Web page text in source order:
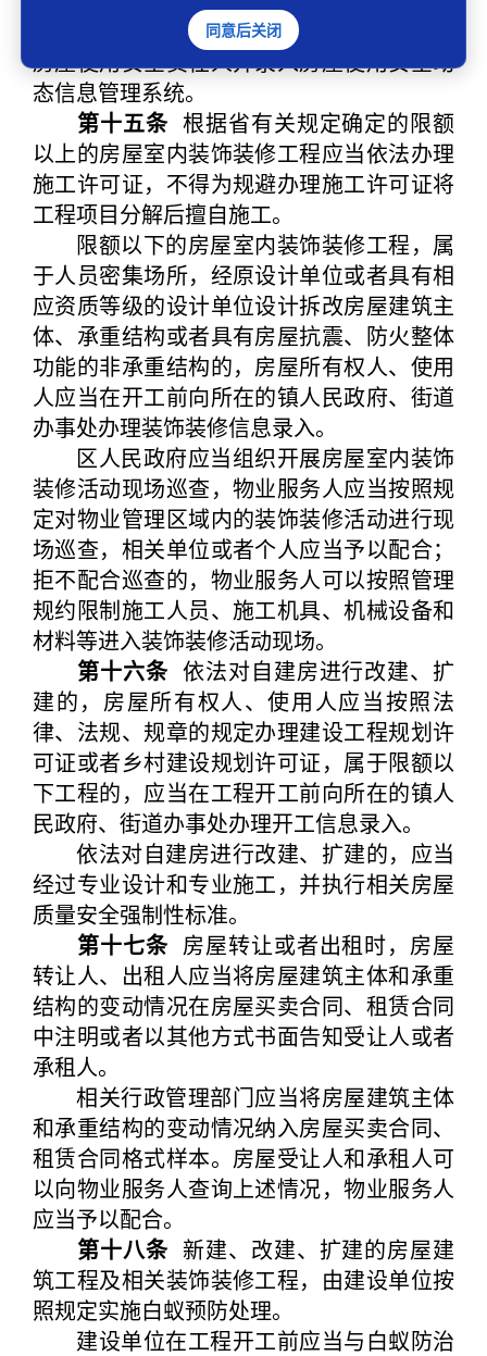
房屋使用安全状况，检查结果应当书面告知
房屋使用安全责任人并录入房屋使用安全动
态信息管理系统。
第十五条根据省有关规定确定的限额
以上的房屋室内装饰装修工程应当依法办理
施工许可证，不得为规避办理施工许可证将
工程项目分解后擅自施工。
限额以下的房屋室内装饰装修工程，属
于人员密集场所，经原设计单位或者具有相
应资质等级的设计单位设计拆改房屋建筑主
体、承重结构或者具有房屋抗震、防火整体
功能的非承重结构的，房屋所有权人、使用
人应当在开工前向所在的镇人民政府、街道
办事处办理装饰装修信息录入。
区人民政府应当组织开展房屋室内装饰
装修活动现场巡查，物业服务人应当按照规
定对物业管理区域内的装饰装修活动进行现
场巡查，相关单位或者个人应当予以配合；
拒不配合巡查的，物业服务人可以按照管理
规约限制施工人员、施工机具、机械设备和
材料等进入装饰装修活动现场。
第十六条依法对自建房进行改建、扩
建的，房屋所有权人、使用人应当按照法
律、法规、规章的规定办理建设工程规划许
可证或者乡村建设规划许可证，属于限额以
下工程的，应当在工程开工前向所在的镇人
民政府、街道办事处办理开工信息录入。
依法对自建房进行改建、扩建的，应当
经过专业设计和专业施工，并执行相关房屋
质量安全强制性标准。
第十七条房屋转让或者出租时，房屋
转让人、出租人应当将房屋建筑主体和承重
结构的变动情况在房屋买卖合同、租赁合同
中注明或者以其他方式书面告知受让人或者
承租人。
相关行政管理部门应当将房屋建筑主体
和承重结构的变动情况纳入房屋买卖合同、
租赁合同格式样本。房屋受让人和承租人可
以向物业服务人查询上述情况，物业服务人
应当予以配合。
第十八条新建、改建、扩建的房屋建
筑工程及相关装饰装修工程，由建设单位按
照规定实施白蚁预防处理。
建设单位在工程开工前应当与白蚁防治
同意后关闭